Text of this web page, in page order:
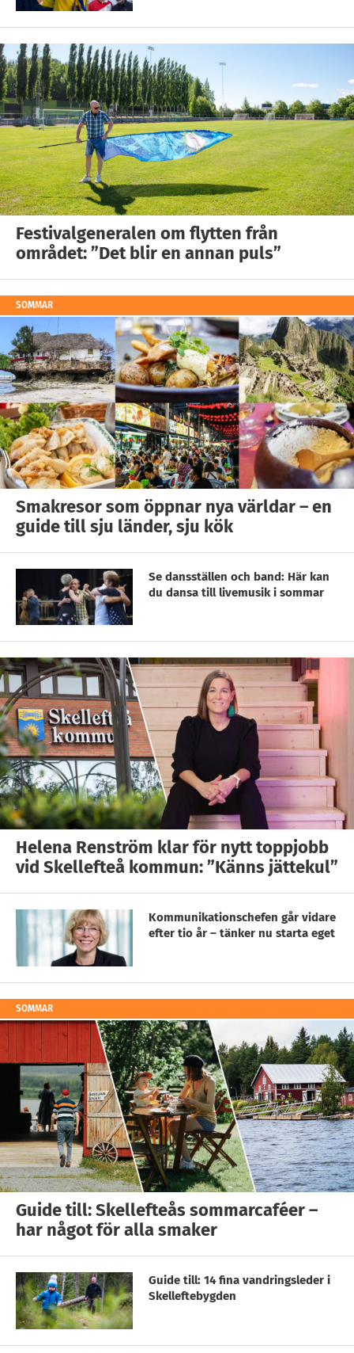
Festivalgeneralen om flytten från
området: ”Det blir en annan puls”
SOMMAR
Smakresor som öppnar nya världar – en
guide till sju länder, sju kök
Se dansställen och band: Här kan
du dansa till livemusik i sommar
Helena Renström klar för nytt toppjobb
vid Skellefteå kommun: ”Känns jättekul”
Kommunikationschefen går vidare
efter tio år – tänker nu starta eget
SOMMAR
Guide till: Skellefteås sommarcaféer –
har något för alla smaker
Guide till: 14 fina vandringsleder i
Skelleftebygden